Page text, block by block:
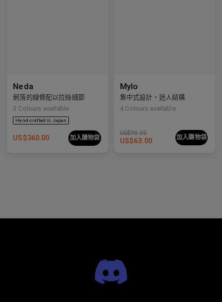
Neda
俐落的線條配以拉絲細節
3 Colours available
US$360.00 加入購物袋
Mylo
集中式設計，迷人結構
4 Colours available
US$90.00
US$63.00 加入購物袋